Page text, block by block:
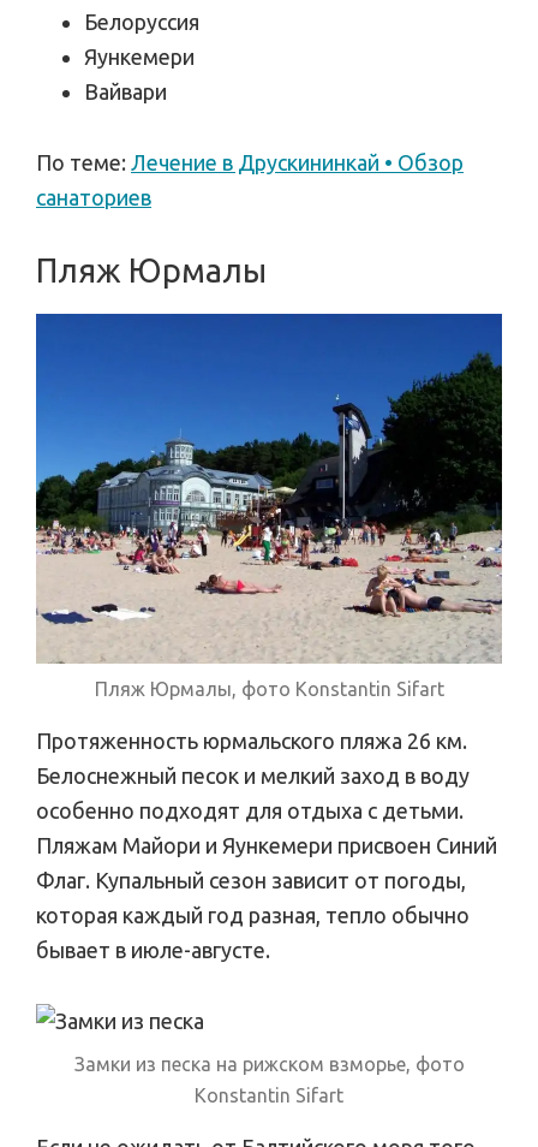
Белоруссия
Яункемери
Вайвари
По теме: Лечение в Друскининкай • Обзор
санаториев
Пляж Юрмалы
Пляж Юрмалы, фото Konstantin Sifart
Протяженность юрмальского пляжа 26 км.
Белоснежный песок и мелкий заход в воду
особенно подходят для отдыха с детьми.
Пляжам Майори и Яункемери присвоен Синий
Флаг. Купальный сезон зависит от погоды,
которая каждый год разная, тепло обычно
бывает в июле-августе.
Замки из песка на рижском взморье, фото
Konstantin Sifart